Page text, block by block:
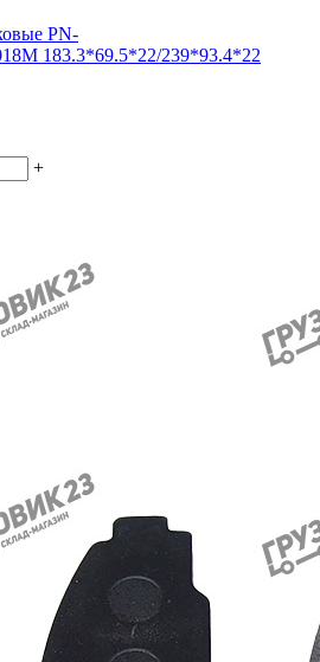
PN-
183.3*69.5*22/239*93.4*22
+